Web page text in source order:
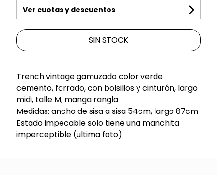
Ver cuotas y descuentos
SIN STOCK
Trench vintage gamuzado color verde
cemento, forrado, con bolsillos y cinturón, largo
midi, talle M, manga rangla
Medidas: ancho de sisa a sisa 54cm, largo 87cm
Estado impecable solo tiene una manchita
imperceptible (ultima foto)